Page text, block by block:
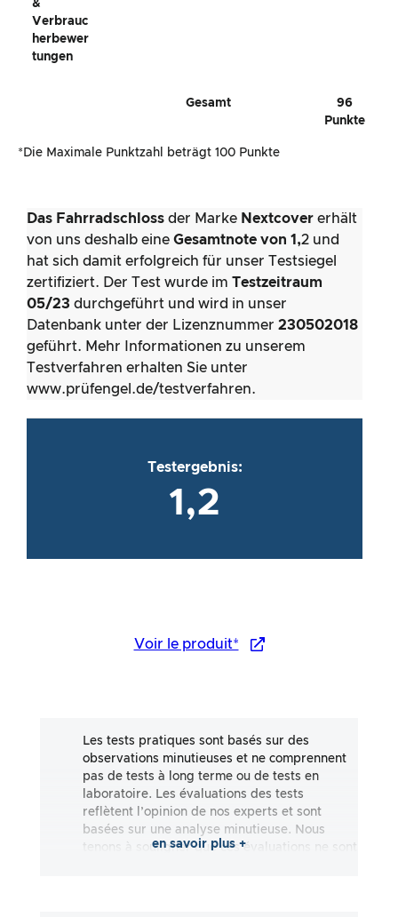
&
Verbrauc
Herbewer
Tungen
Gesamt
96
Punkte
*Die Maximale Punktzahl beträgt 100 Punkte
Das Fahrradschloss der Marke Nextcover erhält
von uns deshalb eine Gesamtnote von 1,2 und
hat sich damit erfolgreich für unser Testsiegel
zertifiziert. Der Test wurde im Testzeitraum
05/23 durchgeführt und wird in unser
Datenbank unter der Lizenznummer 230502018
geführt. Mehr Informationen zu unserem
Testverfahren erhalten Sie unter
www.prüfengel.de/testverfahren.
Testergebnis:
1,2
Voir le produit*
Les tests pratiques sont basés sur des
observations minutieuses et ne comprennent
pas de tests à long terme ou de tests en
laboratoire. Les évaluations des tests
reflètent l’opinion de nos experts et sont
basées sur une analyse minutieuse. Nous
tenons à souligner que ces évaluations ne sont
en savoir plus +